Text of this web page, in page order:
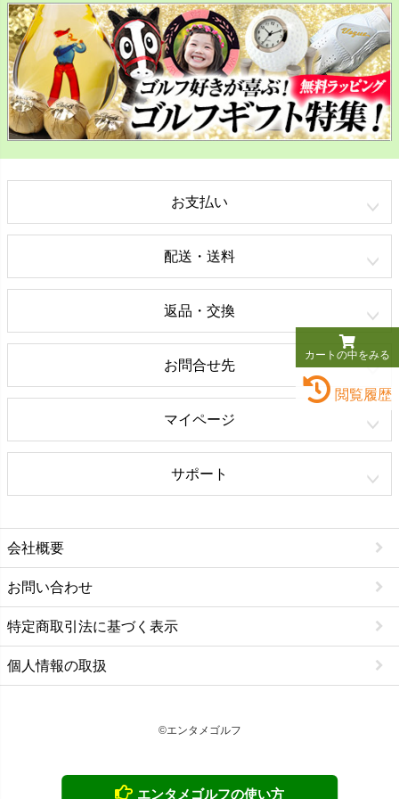
カートの中をみる
閲覧履歴
お支払い
配送・送料
返品・交換
お問合せ先
マイページ
サポート
会社概要
お問い合わせ
特定商取引法に基づく表示
個人情報の取扱
©エンタメゴルフ
エンタメゴルフの使い方